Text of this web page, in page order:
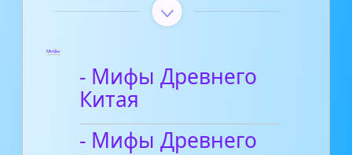
Мифы
- Мифы Древнего
Китая
- Мифы Древнего